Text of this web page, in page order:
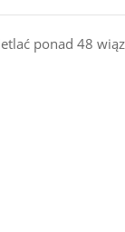
ponad 48